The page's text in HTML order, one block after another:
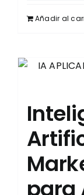
Añadir al
para